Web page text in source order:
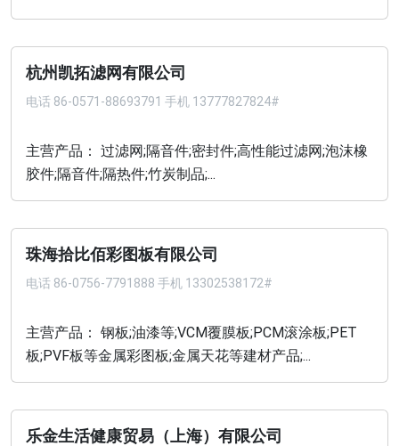
杭州凯拓滤网有限公司
电话 86-0571-88693791 手机 13777827824#
主营产品： 过滤网;隔音件;密封件;高性能过滤网;泡沫橡
胶件;隔音件;隔热件;竹炭制品;...
珠海拾比佰彩图板有限公司
电话 86-0756-7791888 手机 13302538172#
主营产品： 钢板;油漆等;VCM覆膜板;PCM滚涂板;PET
板;PVF板等金属彩图板;金属天花等建材产品;...
乐金生活健康贸易（上海）有限公司